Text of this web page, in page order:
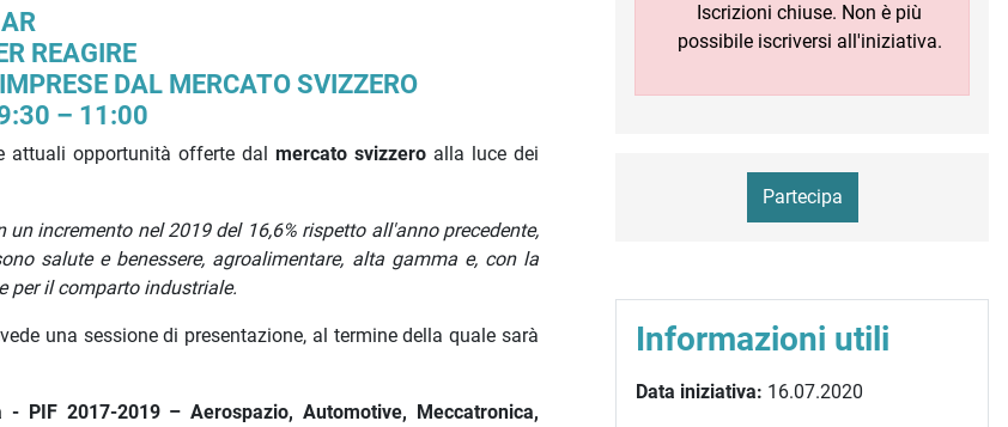
REAGIRE
DAL MERCATO SVIZZERO
– 11:00
attuali opportunità offerte dal mercato svizzeroalla luce dei
un incremento nel 2019 del 16,6% rispetto all'anno precedente,
salute e benessere, agroalimentare, alta gamma e, con la
per il comparto industriale.
una sessione di presentazione, al termine della quale sarà
PIF 2017-2019 – Aerospazio, Automotive, Meccatronica,
Iscrizioni chiuse. Non è più
possibile iscriversi all'iniziativa.
Partecipa
Informazioni utili
Data iniziativa: 16.07.2020